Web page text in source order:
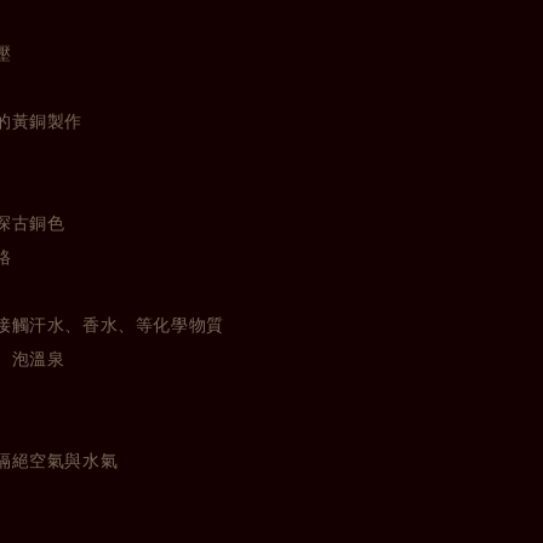
黃銅製作
古銅色
觸汗水、香水、等化學物質
泡溫泉
絕空氣與水氣